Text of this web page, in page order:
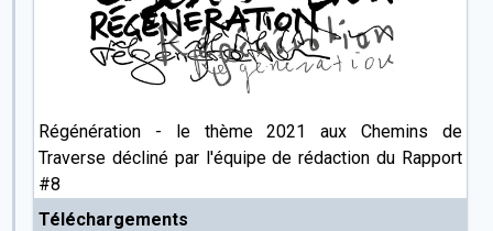
Régénération - le thème 2021 aux Chemins de
Traverse décliné par l'équipe de rédaction du Rapport
#8
Téléchargements